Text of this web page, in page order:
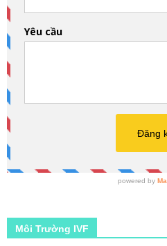
Môi Trường IVF